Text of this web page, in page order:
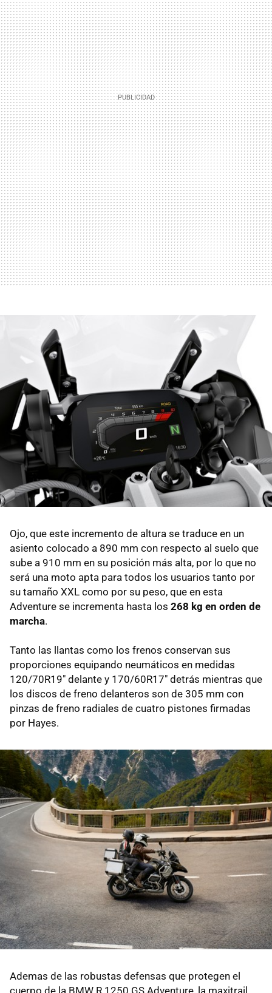
Ojo, que este incremento de altura se traduce en un
asiento colocado a 890 mm con respecto al suelo que
sube a 910 mm en su posición más alta, por lo que no
será una moto apta para todos los usuarios tanto por
su tamaño XXL como por su peso, que en esta
Adventure se incrementa hasta los 268 kg en orden de
marcha.
Tanto las llantas como los frenos conservan sus
proporciones equipando neumáticos en medidas
120/70R19" delante y 170/60R17" detrás mientras que
los discos de freno delanteros son de 305 mm con
pinzas de freno radiales de cuatro pistones firmadas
por Hayes.
Ademas de las robustas defensas que protegen el
cuerpo de la BMW R 1250 GS Adventure, la maxitrail